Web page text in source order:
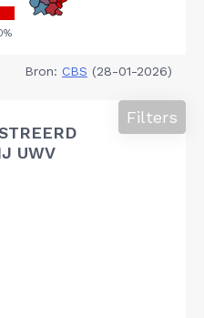
Bron: CBS (28-01-2026)
UWV
Filters